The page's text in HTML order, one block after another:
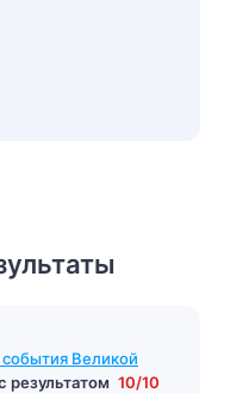
Великой
результатом 10/10